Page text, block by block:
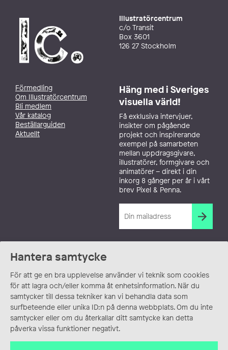
Hantera samtycke
För att ge en bra upplevelse använder vi teknik som cookies
för att lagra och/eller komma åt enhetsinformation. När du
samtycker till dessa tekniker kan vi behandla data som
surfbeteende eller unika ID:n på denna webbplats. Om du inte
samtycker eller om du återkallar ditt samtycke kan detta
påverka vissa funktioner negativt.
Illustratörcentrum
c/o Transit
Box 3601
126 27 Stockholm
Förmedling
Om Illustratörcentrum
Bli medlem
Vår katalog
Beställarguiden
Aktuellt
Häng med i Sveriges
visuella värld!
Få exklusiva intervjuer,
insikter om pågående
projekt och inspirerande
exempel på samarbeten
mellan uppdragsgivare,
illustratörer, formgivare och
animatörer – direkt i din
inkorg 8 gånger per år i vårt
brev Pixel & Penna.